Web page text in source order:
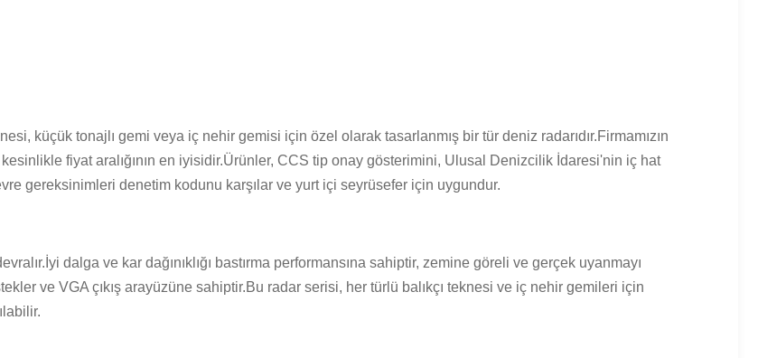
küçük tonajlı gemi veya iç nehir gemisi için özel olarak tasarlanmış bir tür deniz radarıdır.Firmamızın
fiyat aralığının en iyisidir.Ürünler, CCS tip onay gösterimini, Ulusal Denizcilik İdaresi'nin iç hat
gereksinimleri denetim kodunu karşılar ve yurt içi seyrüsefer için uygundur.
dalga ve kar dağınıklığı bastırma performansına sahiptir, zemine göreli ve gerçek uyanmayı
ve VGA çıkış arayüzüne sahiptir.Bu radar serisi, her türlü balıkçı teknesi ve iç nehir gemileri için